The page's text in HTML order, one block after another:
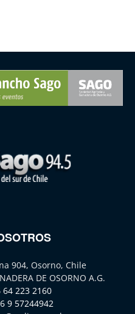
904, Osorno, Chile
DE OSORNO A.G.
64 223 2160
9 57244942